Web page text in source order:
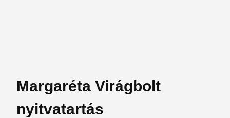
Margaréta Virágbolt
nyitvatartás